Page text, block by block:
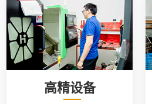
高精设备